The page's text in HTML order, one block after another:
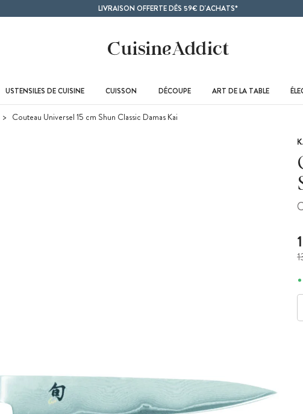
LIVRAISON OFFERTE DÈS 59€ D'ACHATS*
USTENSILES DE CUISINE CUISSON DÉCOUPE ART DE LA TABLE
Couteau Universel 15 cm Shun Classic Damas Kai